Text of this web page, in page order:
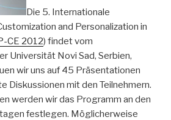
Die 5. Internationale
and Personalization in
CE 2012) findet vom
Universität Novi Sad, Serbien,
wir uns auf 45 Präsentationen
Diskussionen mit den Teilnehmern.
werden wir das Programm an den
festlegen. Möglicherweise